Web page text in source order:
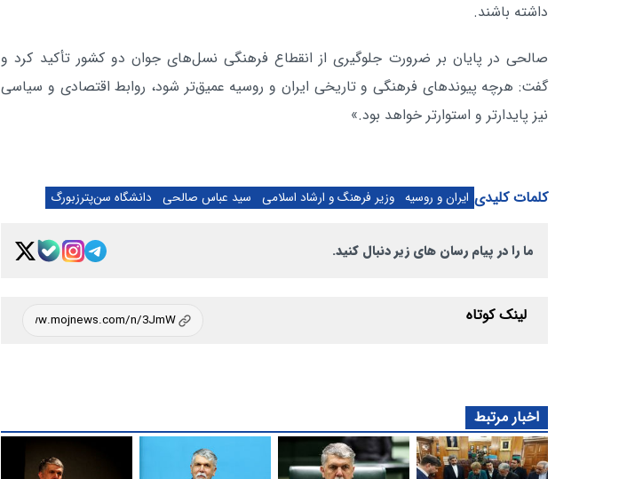
داشته باشند.
صالحی در پایان بر ضرورت جلوگیری از انقطاع فرهنگی نسل‌های جوان دو کشور تأکید کرد و
گفت: هرچه پیوندهای فرهنگی و تاریخی ایران و روسیه عمیق‌تر شود، روابط اقتصادی و سیاسی
نیز پایدارتر و استوارتر خواهد بود.»
کلمات کلیدی ایران و روسیه وزیر فرهنگ و ارشاد اسلامی سید عباس صالحی دانشگاه سن‌پترزبورگ
ما را در پیام رسان های زیر دنبال کنید.
لینک کوتاه
اخبار مرتبط